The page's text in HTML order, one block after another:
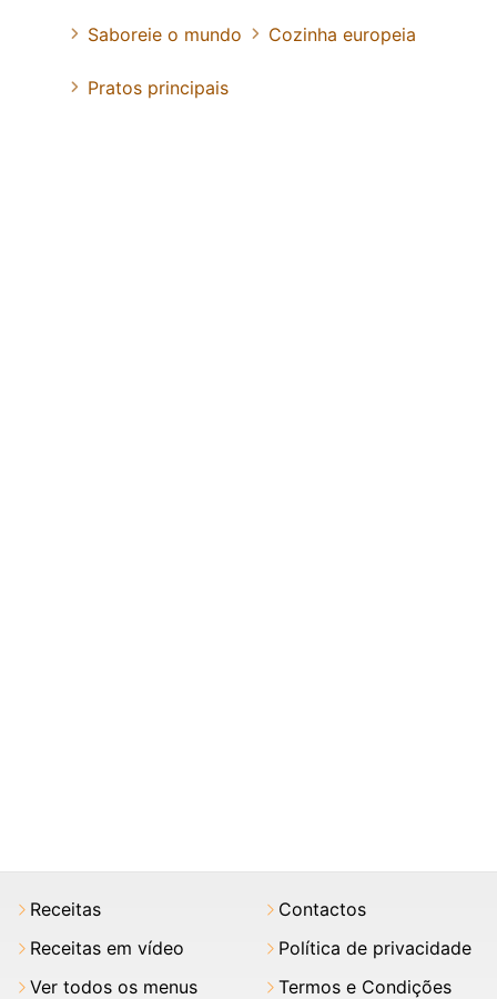
Saboreie o mundo Cozinha europeia
Pratos principais
Receitas
Receitas em vídeo
Ver todos os menus
Contactos
Política de privacidade
Termos e Condições